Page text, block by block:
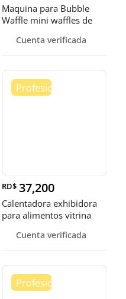
Maquina para Bubble
Waffle mini waffles de
Cuenta verificada
RD$ 37,200
Calentadora exhibidora
para alimentos vitrina
Cuenta verificada